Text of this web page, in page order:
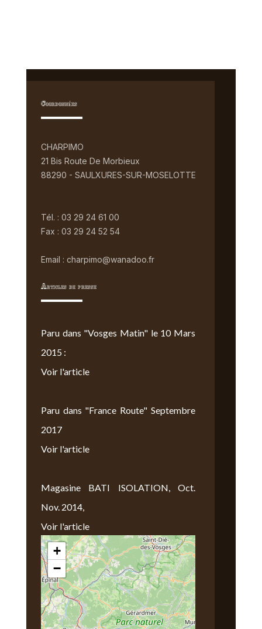
Coordonnées
CHARPIMO
21 Bis Route De Morbieux
88290 - SAULXURES-SUR-MOSELOTTE
Tél. : 03 29 24 61 00
Fax : 03 29 24 52 54
Email : charpimo@wanadoo.fr
Articles de presse
Paru dans "Vosges Matin" le 10 Mars
2015 :
Voir l'article
Paru dans "France Route" Septembre
2017
Voir l'article
Magasine BATI ISOLATION, Oct.
Nov. 2014,
Voir l'article
Nous Trouver
+
−